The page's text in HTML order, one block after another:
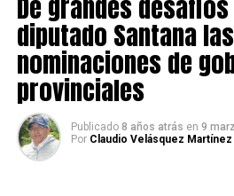
diputado Santana las
nominaciones de
provinciales
Publicado 8 años atrás en 9
Por Claudio Velásquez Martínez